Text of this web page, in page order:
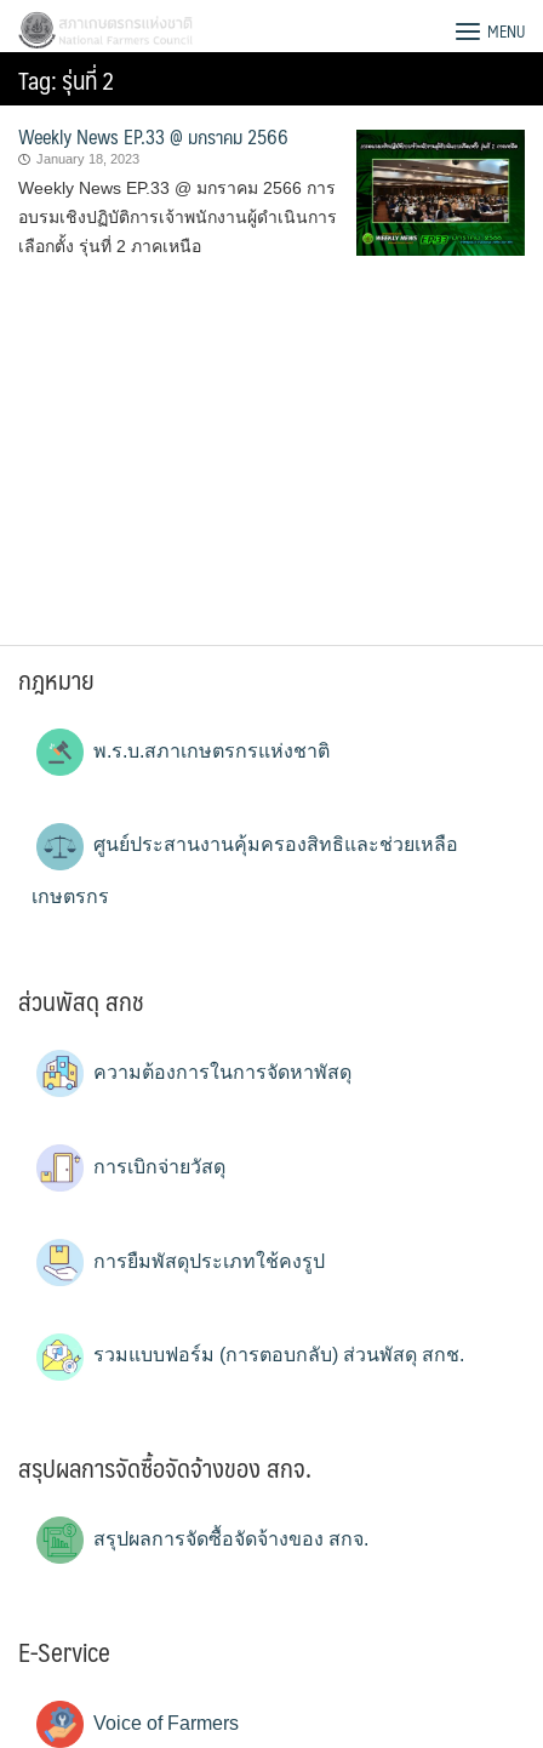
Skip
content
สภาเกษตรกรแห่งชาติ MENU
Tag:รุ่นที่ 2
Weekly News EP.33 @ มกราคม 2566
January 18, 2023
Weekly News EP.33 @ มกราคม 2566 การ
อบรมเชิงปฏิบัติการเจ้าพนักงานผู้ดำเนินการ
เลือกตั้ง รุ่นที่ 2 ภาคเหนือ
กฎหมาย
พ.ร.บ.สภาเกษตรกรแห่งชาติ
ศูนย์ประสานงานคุ้มครองสิทธิและช่วยเหลือ
เกษตรกร
ส่วนพัสดุ สกช
ความต้องการในการจัดหาพัสดุ
การเบิกจ่ายวัสดุ
การยืมพัสดุประเภทใช้คงรูป
รวมแบบฟอร์ม (การตอบกลับ) ส่วนพัสดุ สกช.
สรุปผลการจัดซื้อจัดจ้างของ สกจ.
สรุปผลการจัดซื้อจัดจ้างของ สกจ.
E-Service
Voice of Farmers